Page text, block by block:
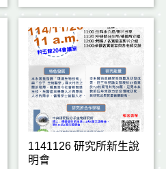
1141126 研究所新生說
明會